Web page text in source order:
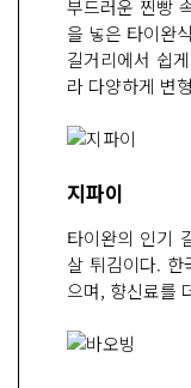
부드러운 찐빵
을 넣은 타이완
길거리에서 쉽
라 다양하게 변
지파이
타이완의 인기
살 튀김이다. 한
으며, 향신료를